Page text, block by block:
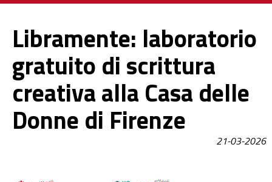
Libramente: laboratorio
gratuito di scrittura
creativa alla Casa delle
Donne di Firenze
21-03-2026